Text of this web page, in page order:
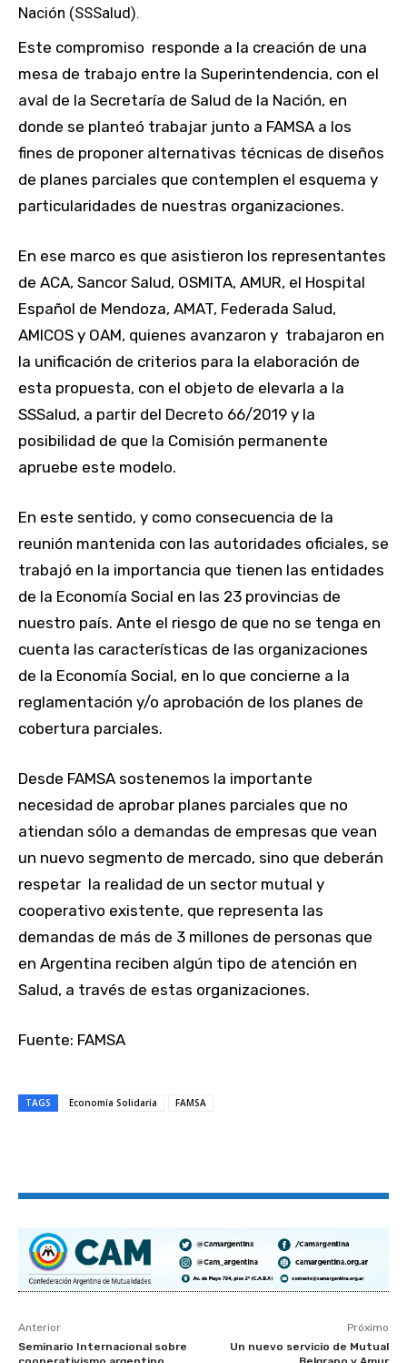
Nación (SSSalud).
Este compromiso responde a la creación de una
mesa de trabajo entre la Superintendencia, con el
aval de la Secretaría de Salud de la Nación, en
donde se planteó trabajar junto a FAMSA a los
fines de proponer alternativas técnicas de diseños
de planes parciales que contemplen el esquema y
particularidades de nuestras organizaciones.
En ese marco es que asistieron los representantes
de ACA, Sancor Salud, OSMITA, AMUR, el Hospital
Español de Mendoza, AMAT, Federada Salud,
AMICOS y OAM, quienes avanzaron y trabajaron en
la unificación de criterios para la elaboración de
esta propuesta, con el objeto de elevarla a la
SSSalud, a partir del Decreto 66/2019 y la
posibilidad de que la Comisión permanente
apruebe este modelo.
En este sentido, y como consecuencia de la
reunión mantenida con las autoridades oficiales, se
trabajó en la importancia que tienen las entidades
de la Economía Social en las 23 provincias de
nuestro país. Ante el riesgo de que no se tenga en
cuenta las características de las organizaciones
de la Economía Social, en lo que concierne a la
reglamentación y/o aprobación de los planes de
cobertura parciales.
Desde FAMSA sostenemos la importante
necesidad de aprobar planes parciales que no
atiendan sólo a demandas de empresas que vean
un nuevo segmento de mercado, sino que deberán
respetar la realidad de un sector mutual y
cooperativo existente, que representa las
demandas de más de 3 millones de personas que
en Argentina reciben algún tipo de atención en
Salud, a través de estas organizaciones.
Fuente: FAMSA
TAGS Economía Solidaria FAMSA
Anterior
Seminario Internacional sobre
Próximo
Un nuevo servicio de Mutual